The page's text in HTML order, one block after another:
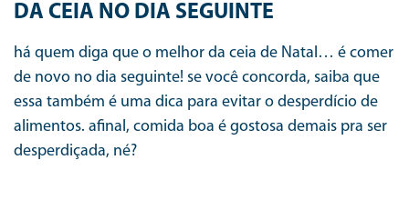
DA CEIA NO DIA SEGUINTE
há quem diga que o melhor da ceia de Natal… é comer
de novo no dia seguinte! se você concorda, saiba que
essa também é uma dica para evitar o desperdício de
alimentos. afinal, comida boa é gostosa demais pra ser
desperdiçada, né?